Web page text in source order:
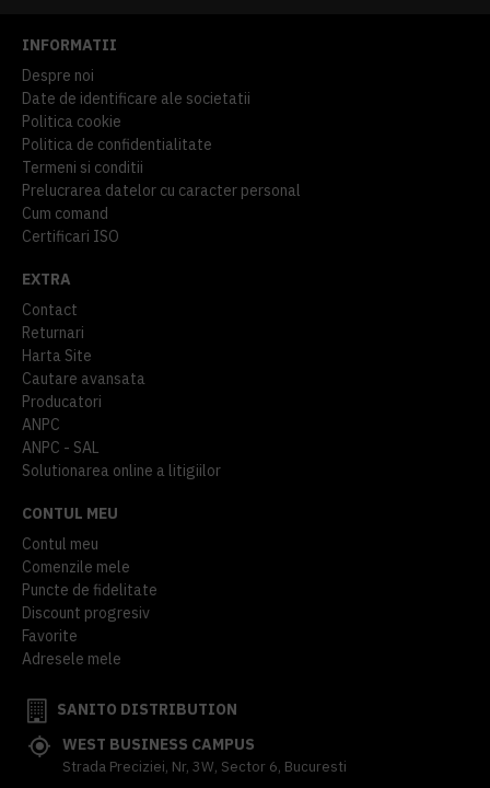
INFORMATII
Despre noi
Date de identificare ale societatii
Politica cookie
Politica de confidentialitate
Termeni si conditii
Prelucrarea datelor cu caracter personal
Cum comand
Certificari ISO
EXTRA
Contact
Returnari
Harta Site
Cautare avansata
Producatori
ANPC
ANPC - SAL
Solutionarea online a litigiilor
CONTUL MEU
Contul meu
Comenzile mele
Puncte de fidelitate
Discount progresiv
Favorite
Adresele mele
SANITO DISTRIBUTION
WEST BUSINESS CAMPUS
Strada Preciziei, Nr, 3W, Sector 6, Bucuresti